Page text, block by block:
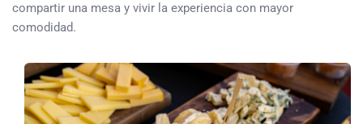
compartir una mesa y vivir la experiencia con mayor
comodidad.